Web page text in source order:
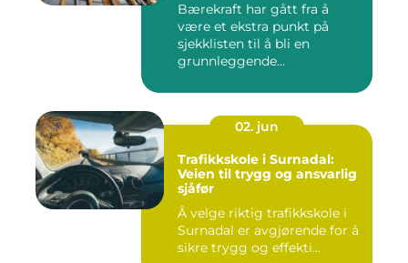
Bærekraft har gått fra å
være et ekstra punkt på
sjekklisten til å bli en
grunnleggende
02. jun
Trafikkskole i Surnadal:
Veien til trygg og ansvarlig
sjåfør
Å velge riktig trafikkskole i
Surnadal er avgjørende for å
sikre trygg og effekti...